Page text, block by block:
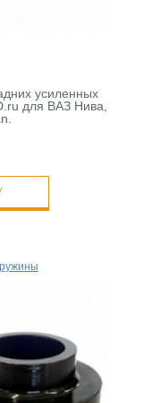
усиленных
для ВАЗ Нива,